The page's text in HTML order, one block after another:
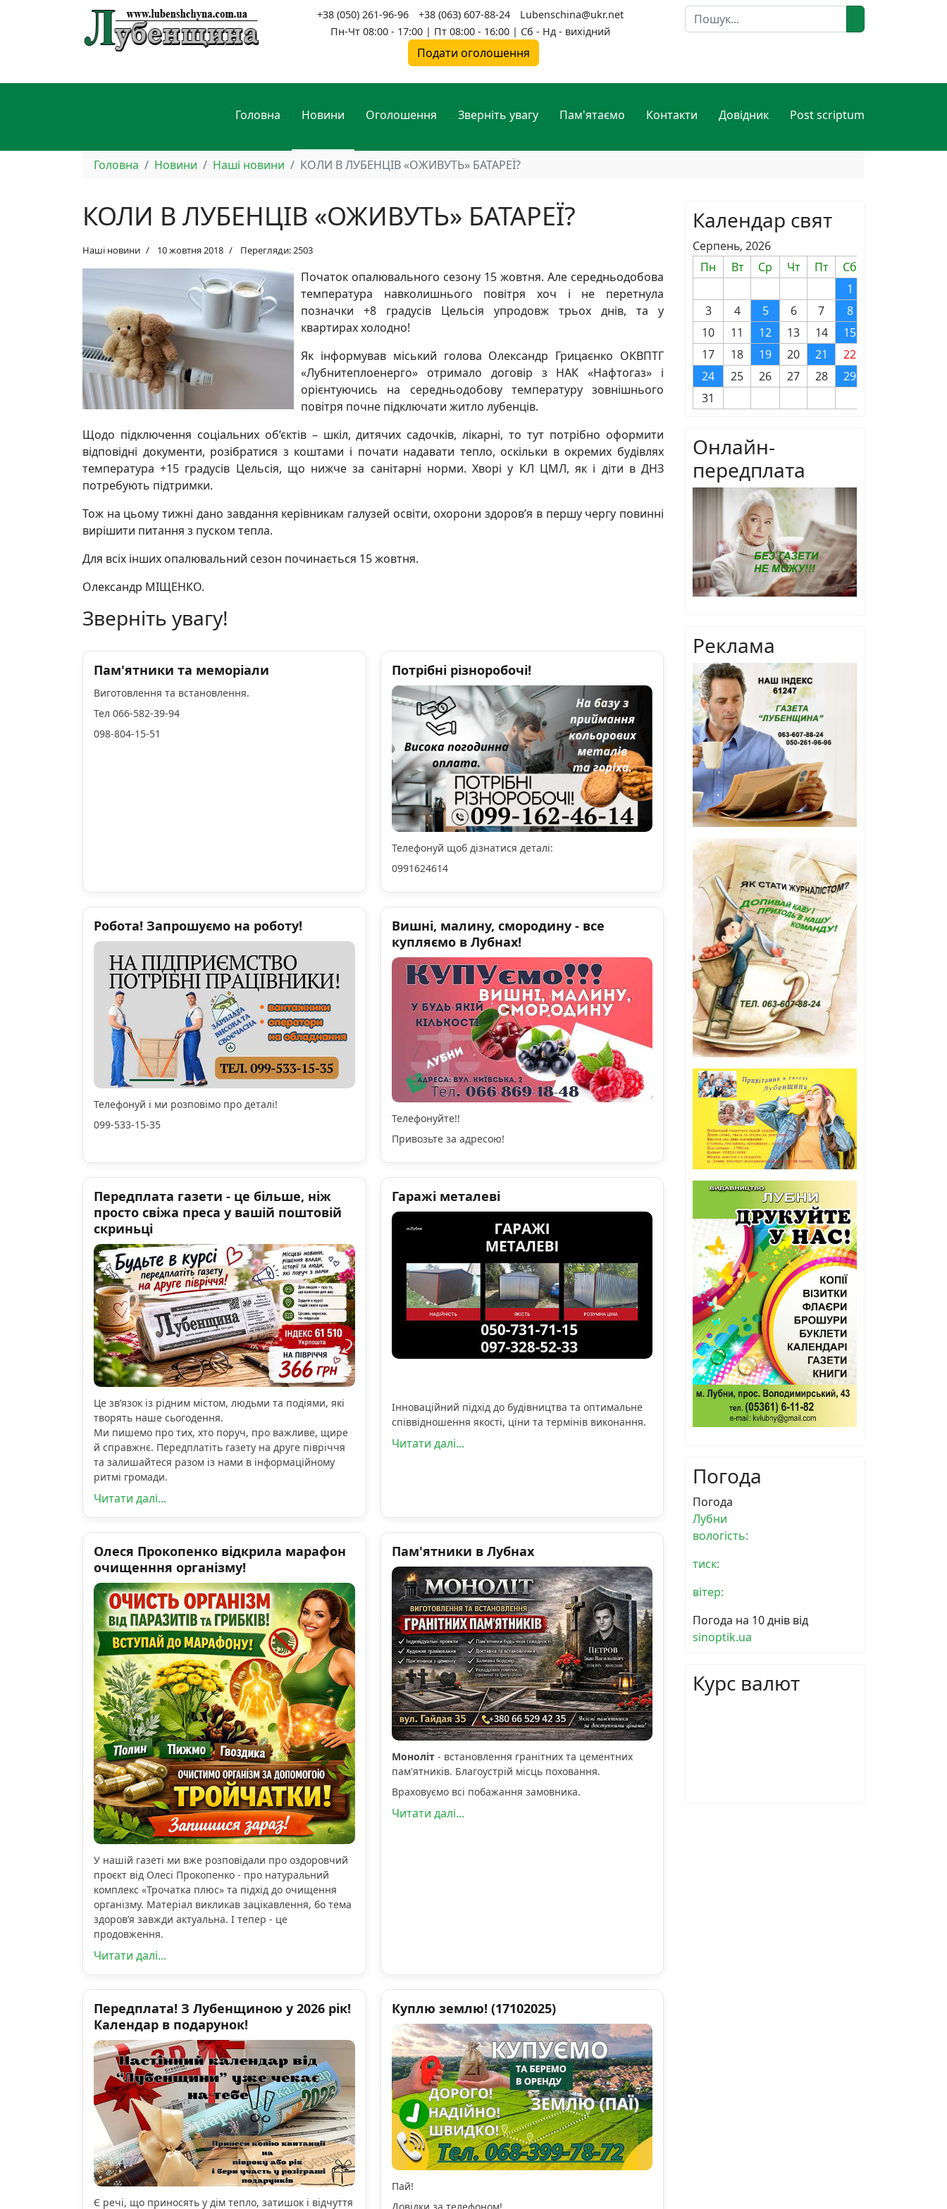
+38 (050) 261-96-96 +38 (063) 607-88-24
Lubenschina@ukr.net
Пн-Чт 08:00 - 17:00 | Пт 08:00 - 16:00 | Сб - Нд - вихідний
Подати оголошення
Пошук
Головна Новини Оголошення Зверніть увагу Пам'ятаємо Контакти Довідник Post scriptum
Головна Новини Наші новини КОЛИ В ЛУБЕНЦІВ «ОЖИВУТЬ» БАТАРЕЇ?
КОЛИ В ЛУБЕНЦІВ «ОЖИВУТЬ» БАТАРЕЇ?
Наші новини 10 жовтня 2018 Перегляди: 2503
Початок опалювального сезону 15 жовтня. Але середньодобова
температура навколишнього повітря хоч і не перетнула
позначки +8 градусів Цельсія упродовж трьох днів, та у
квартирах холодно!
Як інформував міський голова Олександр Грицаєнко ОКВПТГ
«Лубнитеплоенерго» отримало договір з НАК «Нафтогаз» і
орієнтуючись на середньодобову температуру зовнішнього
повітря почне підключати житло лубенців.
Щодо підключення соціальних об’єктів – шкіл, дитячих садочків, лікарні, то тут потрібно оформити
відповідні документи, розібратися з коштами і почати надавати тепло, оскільки в окремих будівлях
температура +15 градусів Цельсія, що нижче за санітарні норми. Хворі у КЛ ЦМЛ, як і діти в ДНЗ
потребують підтримки.
Тож на цьому тижні дано завдання керівникам галузей освіти, охорони здоров’я в першу чергу повинні
вирішити питання з пуском тепла.
Для всіх інших опалювальний сезон починається 15 жовтня.
Олександр МІЩЕНКО.
Зверніть увагу!
Пам'ятники та меморіали
Виготовлення та встановлення.
Тел 066-582-39-94
098-804-15-51
Потрібні різноробочі!
Телефонуй щоб дізнатися деталі:
0991624614
Робота! Запрошуємо на роботу!
Телефонуй і ми розповімо про деталі!
099-533-15-35
Вишні, малину, смородину - все
купляємо в Лубнах!
Телефонуйте!!
Привозьте за адресою!
Передплата газети - це більше, ніж
просто свіжа преса у вашій поштовій
скриньці
Це зв’язок із рідним містом, людьми та подіями, які
творять наше сьогодення.
Ми пишемо про тих, хто поруч, про важливе, щире
й справжнє. Передплатіть газету на друге півріччя
та залишайтеся разом із нами в інформаційному
ритмі громади.
Читати далі...
Гаражі металеві
Інноваційний підхід до будівництва та оптимальне
співвідношення якості, ціни та термінів виконання.
Читати далі...
Олеся Прокопенко відкрила марафон
очищенння організму!
У нашій газеті ми вже розповідали про оздоровчий
проєкт від Олесі Прокопенко - про натуральний
комплекс «Трочатка плюс» та підхід до очищення
організму. Матеріал викликав зацікавлення, бо тема
здоров’я завжди актуальна. І тепер - це
продовження.
Читати далі...
Пам'ятники в Лубнах
Моноліт- встановлення гранітних та цементних
пам'ятників. Благоустрій місць поховання.
Враховуємо всі побажання замовника.
Читати далі...
Передплата! З Лубенщиною у 2026 рік!
Календар в подарунок!
Є речі, що приносять у дім тепло, затишок і відчуття
Куплю землю! (17102025)
Пай!
Календар свят
Серпень, 2026
Пн
Вт Ср Чт Пт Сб
1
3
4 5 6 7 8
10
11 12 13 14 15
17
18 19 20 21 22
24
25 26 27 28 29
31
Онлайн-
передплата
Реклама
Погода
Погода
Лубни
вологість:
тиск:
вітер:
Погода на 10 днів від
sinoptik.ua
Курс валют